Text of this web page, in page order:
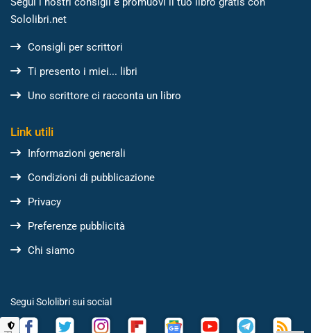
Sololibri.net
Consigli per scrittori
Ti presento i miei... libri
Uno scrittore ci racconta un libro
Link utili
Informazioni generali
Condizioni di pubblicazione
Privacy
Preferenze pubblicità
Chi siamo
Segui Sololibri sui social